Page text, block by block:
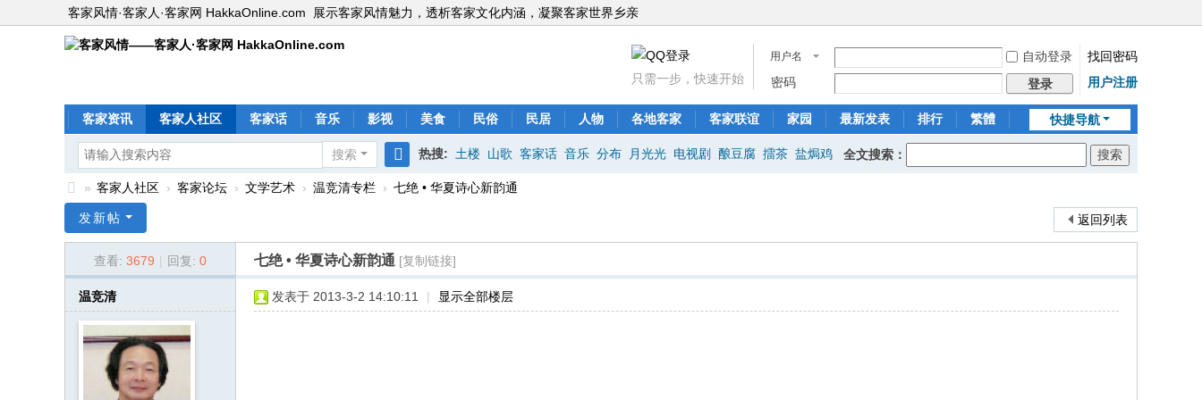
客家风情·客家人·客家网 HakkaOnline.com 展示客家风情魅力，透析客家文化内涵，凝聚客家世界乡亲
用户名 自动登录
找回密码
密码
登录 用户注册
只需一步，快速开始
快捷导航
客家资讯 客家人社区 客家话 音乐 影视 美食 民俗 民居 人物 各地客家 客家联谊 家园 最新发表 排行 繁體
搜索
搜
热搜: 土楼 山歌 客家话 音乐 分布 月光光 电视剧 酿豆腐 擂茶 盐焗鸡 全文搜索：
家
» 客家人社区 › 客家论坛 › 文学艺术 › 温竞清专栏 › 七绝 • 华夏诗心新韵通
返回列表
发新帖
查看: 3679 | 回复: 0 七绝 • 华夏诗心新韵通 [复制链接]
温竞清 发表于 2013-3-2 14:10:11 | 显示全部楼层